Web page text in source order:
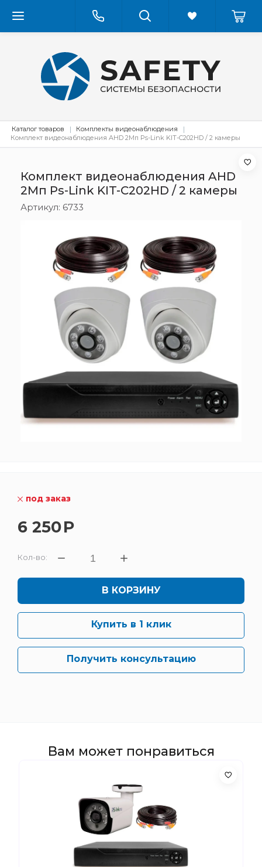
Каталог товаров
Комплекты видеонаблюдения
Комплект видеонаблюдения AHD 2Мп Ps-Link KIT-C202HD / 2 камеры
Комплект видеонаблюдения AHD
2Мп Ps-Link KIT-C202HD / 2 камеры
Артикул: 6733
под заказ
6 250Р
Кол-во:
В КОРЗИНУ
Купить в 1 клик
Получить консультацию
Вам может понравиться